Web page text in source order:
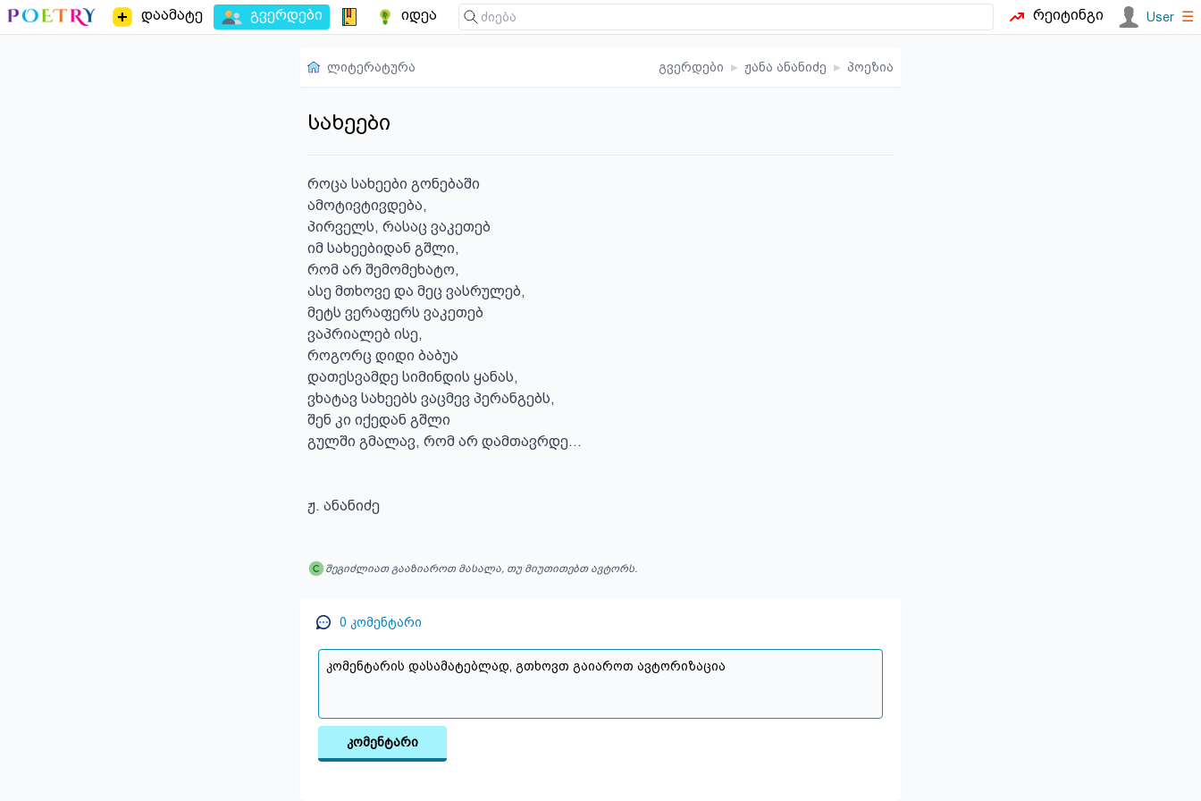
დაამატე გვერდები იდეა რეიტინგი User ☰
ლიტერატურა გვერდები ▸ ჟანა ანანიძე ▸ პოეზია
სახეები
როცა სახეები გონებაში
ამოტივტივდება,
პირველს, რასაც ვაკეთებ
იმ სახეებიდან გშლი,
რომ არ შემომეხატო,
ასე მთხოვე და მეც ვასრულებ,
მეტს ვერაფერს ვაკეთებ
ვაპრიალებ ისე,
როგორც დიდი ბაბუა
დათესვამდე სიმინდის ყანას,
ვხატავ სახეებს ვაცმევ პერანგებს,
შენ კი იქედან გშლი
გულში გმალავ, რომ არ დამთავრდე...
ჟ. ანანიძე
შეგიძლიათ გააზიაროთ მასალა, თუ მიუთითებთ ავტორს.
0 კომენტარი
კომენტარი